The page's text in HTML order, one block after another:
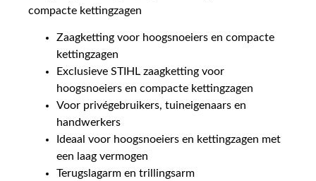
compacte kettingzagen
Zaagketting voor hoogsnoeiers en compacte
kettingzagen
Exclusieve STIHL zaagketting voor
hoogsnoeiers en compacte kettingzagen
Voor privégebruikers, tuineigenaars en
handwerkers
Ideaal voor hoogsnoeiers en kettingzagen met
een laag vermogen
Terugslagarm en trillingsarm